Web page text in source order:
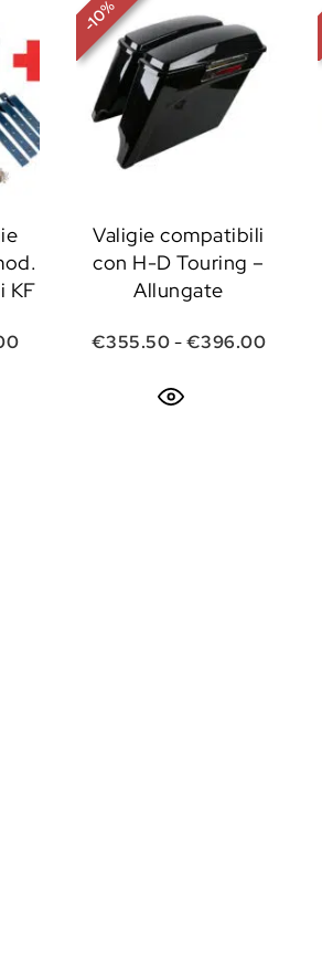
KF
originale era: €350.00.
Il prezzo attuale è: €315.00.
-
10
%
Valigie compatibili
con H-D Touring –
Allungate
€355.50-€396.00